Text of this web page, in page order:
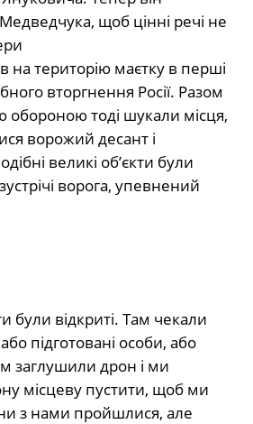
щоб цінні речі не
на територію маєтку в перші
вторгнення Росії. Разом
обороною тоді шукали місця,
ворожий десант і
великі обʼєкти були
ворога, упевнений
були відкриті. Там чекали
підготовані особи, або
заглушили дрон і ми
місцеву пустити, щоб ми
з нами пройшлися, але